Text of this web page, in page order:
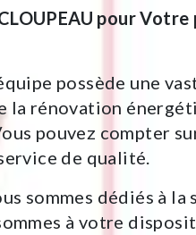
pour Votre
possède une
la rénovation
pouvez compter
de qualité.
sommes dédiés à
à votre